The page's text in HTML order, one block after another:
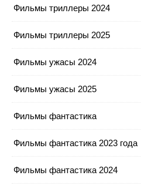
Фильмы триллеры 2024
Фильмы триллеры 2025
Фильмы ужасы 2024
Фильмы ужасы 2025
Фильмы фантастика
Фильмы фантастика 2023 года
Фильмы фантастика 2024